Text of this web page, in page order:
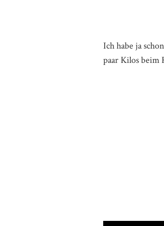
Ich habe ja
paar Kilos beim